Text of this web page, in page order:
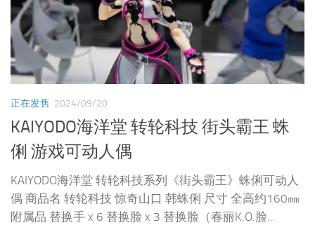
正在发售 2024/09/20
KAIYODO海洋堂 转轮科技 街头霸王 蛛
俐 游戏可动人偶
KAIYODO海洋堂 转轮科技系列《街头霸王》蛛俐可动人
偶 商品名 转轮科技 惊奇山口 韩蛛俐 尺寸 全高约160㎜
附属品 替换手 x 6 替换脸 x 3 替换脸（春丽K.O.脸...